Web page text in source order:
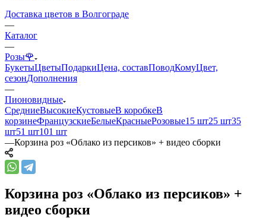
Доставка цветов в Волгограде
—
Каталог
—
Розы🌹
БукетыЦветыПодаркиЦена, составПоводКомуЦвет,
сезонДополнения
—
Пионовидные
СредниеВысокиеКустовыеВ коробкеВ
корзинеФранцузскиеБелыеКрасныеРозовые15 шт25 шт35
шт51 шт101 шт
—Корзина роз «Облако из персиков» + видео сборки
Корзина роз «Облако из персиков» +
видео сборки